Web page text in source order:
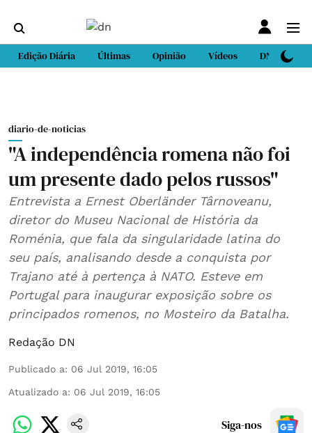
Edição Diária Últimas Opinião Vídeos DN Sport
diario-de-noticias
"A independência romena não foi
um presente dado pelos russos"
Entrevista a Ernest Oberländer Târnoveanu,
diretor do Museu Nacional de História da
Roménia, que fala da singularidade latina do
seu país, analisando desde a conquista por
Trajano até à pertença à NATO. Esteve em
Portugal para inaugurar exposição sobre os
principados romenos, no Mosteiro da Batalha.
Redação DN
Publicado a: 06 Jul 2019, 16:05
Atualizado a: 06 Jul 2019, 16:05
Siga-nos